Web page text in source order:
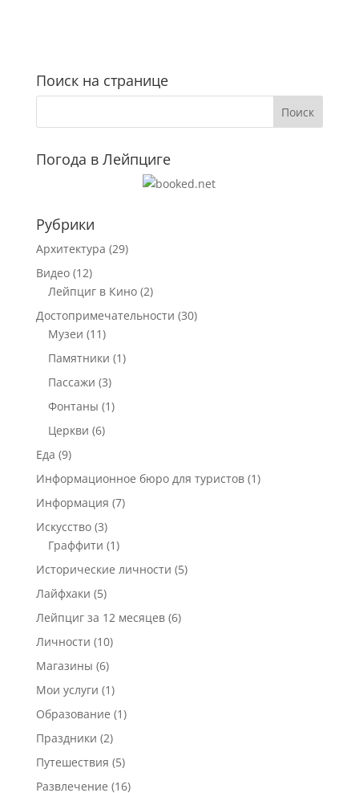
Поиск на странице
Погода в Лейпциге
Рубрики
Архитектура (29)
Видео(12)
Лейпциг в Кино(2)
Достопримечательности (30)
Музеи (11)
Памятники (1)
Пассажи (3)
Фонтаны (1)
Церкви (6)
Еда (9)
Информационное бюро для туристов(1)
Информация (7)
Искусство(3)
Граффити (1)
Исторические личности (5)
Лайфхаки (5)
Лейпциг за 12 месяцев(6)
Личности (10)
Магазины (6)
Мои услуги (1)
Образование (1)
Праздники (2)
Путешествия (5)
Развлечение (16)